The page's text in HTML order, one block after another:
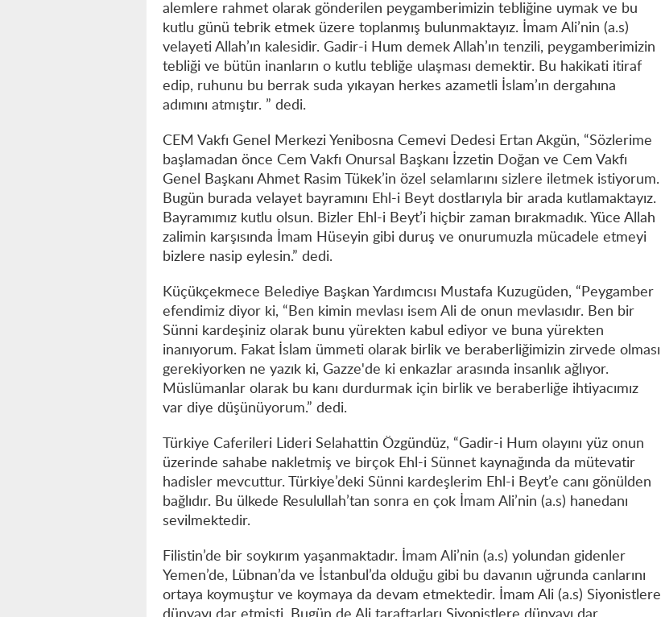
alemlere rahmet olarak gönderilen peygamberimizin tebliğine uymak ve bu
kutlu günü tebrik etmek üzere toplanmış bulunmaktayız. İmam Ali’nin (a.s)
velayeti Allah’ın kalesidir. Gadir-i Hum demek Allah’ın tenzili, peygamberimizin
tebliği ve bütün inanların o kutlu tebliğe ulaşması demektir. Bu hakikati itiraf
edip, ruhunu bu berrak suda yıkayan herkes azametli İslam’ın dergahına
adımını atmıştır. ” dedi.
CEM Vakfı Genel Merkezi Yenibosna Cemevi Dedesi Ertan Akgün, “Sözlerime
başlamadan önce Cem Vakfı Onursal Başkanı İzzetin Doğan ve Cem Vakfı
Genel Başkanı Ahmet Rasim Tükek’in özel selamlarını sizlere iletmek istiyorum.
Bugün burada velayet bayramını Ehl-i Beyt dostlarıyla bir arada kutlamaktayız.
Bayramımız kutlu olsun. Bizler Ehl-i Beyt’i hiçbir zaman bırakmadık. Yüce Allah
zalimin karşısında İmam Hüseyin gibi duruş ve onurumuzla mücadele etmeyi
bizlere nasip eylesin.” dedi.
Küçükçekmece Belediye Başkan Yardımcısı Mustafa Kuzugüden, “Peygamber
efendimiz diyor ki, “Ben kimin mevlası isem Ali de onun mevlasıdır. Ben bir
Sünni kardeşiniz olarak bunu yürekten kabul ediyor ve buna yürekten
inanıyorum. Fakat İslam ümmeti olarak birlik ve beraberliğimizin zirvede olması
gerekiyorken ne yazık ki, Gazze'de ki enkazlar arasında insanlık ağlıyor.
Müslümanlar olarak bu kanı durdurmak için birlik ve beraberliğe ihtiyacımız
var diye düşünüyorum.” dedi.
Türkiye Caferileri Lideri Selahattin Özgündüz, “Gadir-i Hum olayını yüz onun
üzerinde sahabe nakletmiş ve birçok Ehl-i Sünnet kaynağında da mütevatir
hadisler mevcuttur. Türkiye’deki Sünni kardeşlerim Ehl-i Beyt’e canı gönülden
bağlıdır. Bu ülkede Resulullah’tan sonra en çok İmam Ali’nin (a.s) hanedanı
sevilmektedir.
Filistin’de bir soykırım yaşanmaktadır. İmam Ali’nin (a.s) yolundan gidenler
Yemen’de, Lübnan’da ve İstanbul’da olduğu gibi bu davanın uğrunda canlarını
ortaya koymuştur ve koymaya da devam etmektedir. İmam Ali (a.s) Siyonistlere